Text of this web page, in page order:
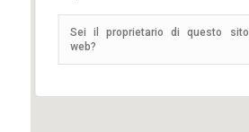
Sei il proprietario di questo sito
web?